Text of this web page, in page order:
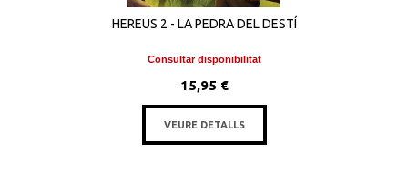
HEREUS 2 - LA PEDRA DEL DESTÍ
Consultar disponibilitat
15,95 €
VEURE DETALLS